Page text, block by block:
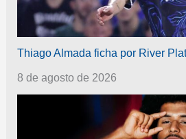
Thiago Almada ficha por River
8 de agosto de 2026